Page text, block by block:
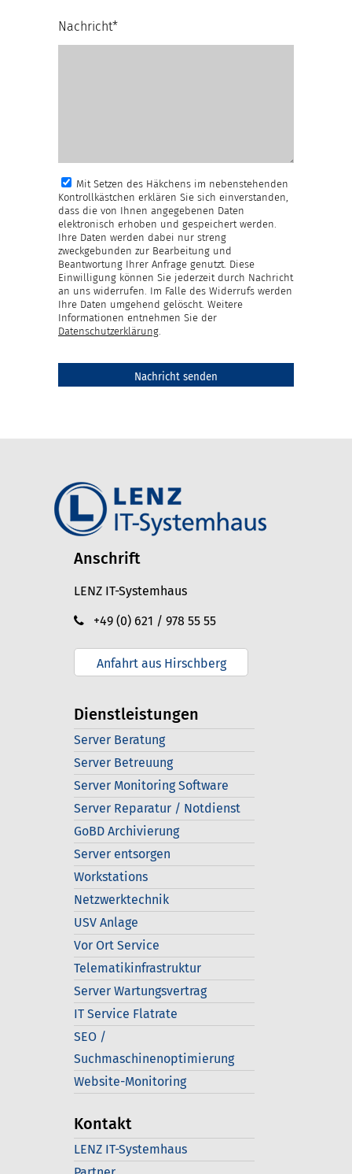
Nachricht*
Mit Setzen des Häkchens im nebenstehenden
Kontrollkästchen erklären Sie sich einverstanden,
dass die von Ihnen angegebenen Daten
elektronisch erhoben und gespeichert werden.
Ihre Daten werden dabei nur streng
zweckgebunden zur Bearbeitung und
Beantwortung Ihrer Anfrage genutzt. Diese
Einwilligung können Sie jederzeit durch Nachricht
an uns widerrufen. Im Falle des Widerrufs werden
Ihre Daten umgehend gelöscht. Weitere
Informationen entnehmen Sie der
Datenschutzerklärung
Anschrift
LENZ IT-Systemhaus
+49 (0) 621 / 978 55 55
Anfahrt aus Hirschberg
Dienstleistungen
Server Beratung
Server Betreuung
Server Monitoring Software
Server Reparatur / Notdienst
GoBD Archivierung
Server entsorgen
Workstations
Netzwerktechnik
USV Anlage
Vor Ort Service
Telematikinfrastruktur
Server Wartungsvertrag
IT Service Flatrate
SEO /
Suchmaschinenoptimierung
Website-Monitoring
Kontakt
LENZ IT-Systemhaus